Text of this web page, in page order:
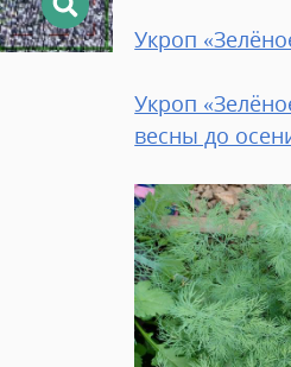
Укроп
Укроп
весны до